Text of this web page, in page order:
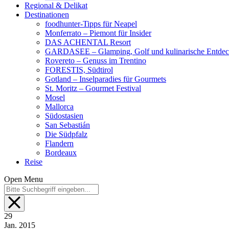
Regional & Delikat
Destinationen
foodhunter-Tipps für Neapel
Monferrato – Piemont für Insider
DAS ACHENTAL Resort
GARDASEE – Glamping, Golf und kulinarische
Rovereto – Genuss im Trentino
FORESTIS, Südtirol
Gotland – Inselparadies für Gourmets
St. Moritz – Gourmet Festival
Mosel
Mallorca
Südostasien
San Sebastián
Die Südpfalz
Flandern
Bordeaux
Reise
Open Menu
29
Jan. 2015